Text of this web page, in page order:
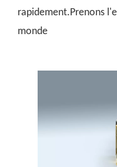
rapidement.Prenons
monde